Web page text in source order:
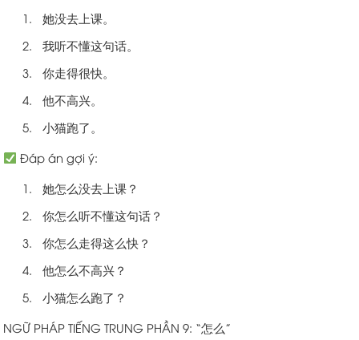
她没去上课。
我听不懂这句话。
你走得很快。
他不高兴。
小猫跑了。
Đáp án gợi ý:
她怎么没去上课？
你怎么听不懂这句话？
你怎么走得这么快？
他怎么不高兴？
小猫怎么跑了？
NGỮ PHÁP TIẾNG TRUNG PHẦN 9: “怎么”